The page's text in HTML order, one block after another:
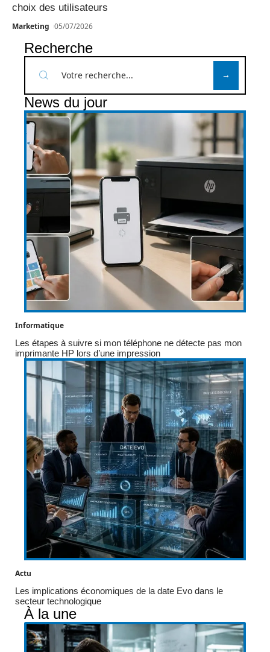
choix des utilisateurs
Marketing 05/07/2026
Recherche
News du jour
Informatique
Les étapes à suivre si mon téléphone ne détecte pas mon
imprimante HP lors d’une impression
Actu
Les implications économiques de la date Evo dans le
secteur technologique
À la une